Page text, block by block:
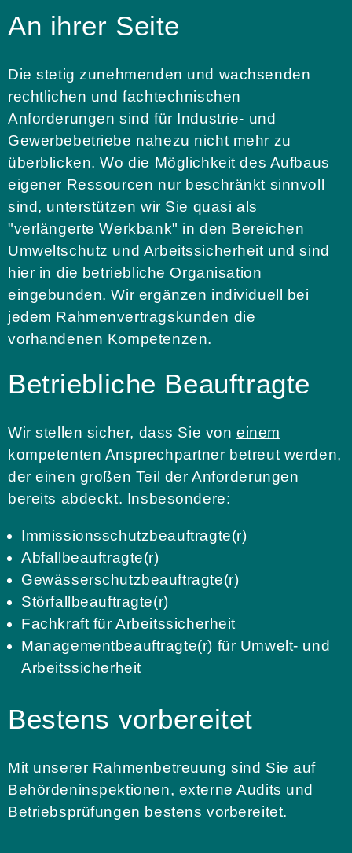
An ihrer Seite
Die stetig zunehmenden und wachsenden
rechtlichen und fachtechnischen
Anforderungen sind für Industrie- und
Gewerbebetriebe nahezu nicht mehr zu
überblicken. Wo die Möglichkeit des Aufbaus
eigener Ressourcen nur beschränkt sinnvoll
sind, unterstützen wir Sie quasi als
"verlängerte Werkbank" in den Bereichen
Umweltschutz und Arbeitssicherheit und sind
hier in die betriebliche Organisation
eingebunden. Wir ergänzen individuell bei
jedem Rahmenvertragskunden die
vorhandenen Kompetenzen.
Betriebliche Beauftragte
Wir stellen sicher, dass Sie voneinem
kompetenten Ansprechpartner betreut werden,
der einen großen Teil der Anforderungen
bereits abdeckt. Insbesondere:
Immissionsschutzbeauftragte(r)
Abfallbeauftragte(r)
Gewässerschutzbeauftragte(r)
Störfallbeauftragte(r)
Fachkraft für Arbeitssicherheit
Managementbeauftragte(r) für Umwelt- und
Arbeitssicherheit
Bestens vorbereitet
Mit unserer Rahmenbetreuung sind Sie auf
Behördeninspektionen, externe Audits und
Betriebsprüfungen bestens vorbereitet.